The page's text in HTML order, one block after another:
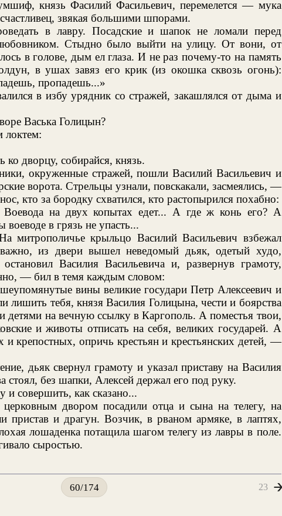
князь Фасилий Фасильевич, перемелется — мука
звякая большими шпорами.
в лавру. Посадские и шапок не ломали перед
Стыдно было выйти на улицу. От вони, от
в голове, дым ел глаза. И не раз почему-то на память
в ушах завяз его крик (из окошка сквозь огонь):
пропадешь...»
в избу урядник со стражей, закашлялся от дыма и
Васька Голицын?
локтем:
дворцу, собирайся, князь.
окруженные стражей, пошли Василий Васильевич и
ворота. Стрельцы узнали, повскакали, засмеялись, —
кто за бородку схватился, кто растопырился похабно:
на двух копытах едет... А где ж конь его? А
в грязь не упасть...
митрополичье крыльцо Василий Васильевич взбежал
из двери вышел неведомый дьяк, одетый худо,
Василия Васильевича и, развернув грамоту,
— бил в темя каждым словом:
вины великие государи Петр Алексеевич и
лишить тебя, князя Василия Голицына, чести и боярства
детями на вечную ссылку в Каргополь. А поместья твои,
и животы отписать на себя, великих государей. А
и крепостных, опричь крестьян и крестьянских детей, —
дьяк свернул грамоту и указал приставу на Василия
стоял, без шапки, Алексей держал его под руку.
совершить, как сказано...
двором посадили отца и сына на телегу, на
пристав и драгун. Возчик, в рваном армяке, в лаптях,
лошаденка потащила шагом телегу из лавры в поле.
сыростью.
60/174 23